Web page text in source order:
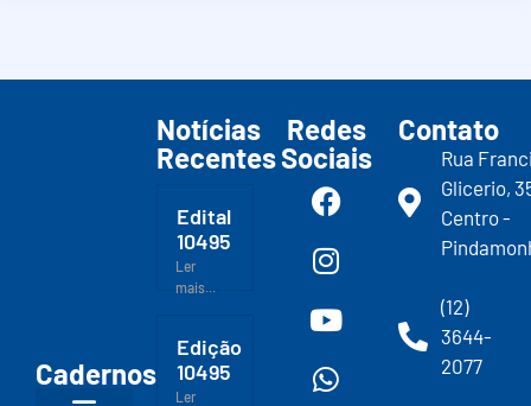
Cadernos
Notícias
Recentes
Edital
10495
Ler
mais...
Edição
10495
Ler
Redes
Sociais
Contato
Rua
Glicerio,
Centro -
(12)
3644-
2077